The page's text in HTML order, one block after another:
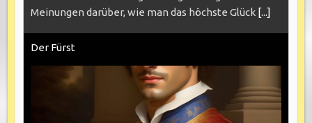
Meinungen darüber, wie man das höchste Glück [...]
Der Fürst